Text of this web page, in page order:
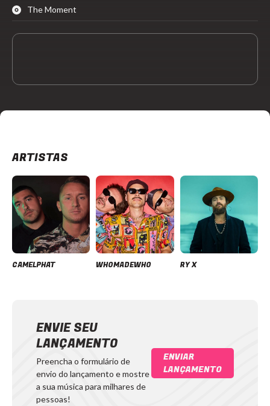
The Moment
ARTISTAS
CAMELPHAT WHOMADEWHO RY X
ENVIE SEU
LANÇAMENTO
Preencha o formulário de
envio do lançamento e mostre
a sua música para milhares de
pessoas!
ENVIAR
LANÇAMENTO